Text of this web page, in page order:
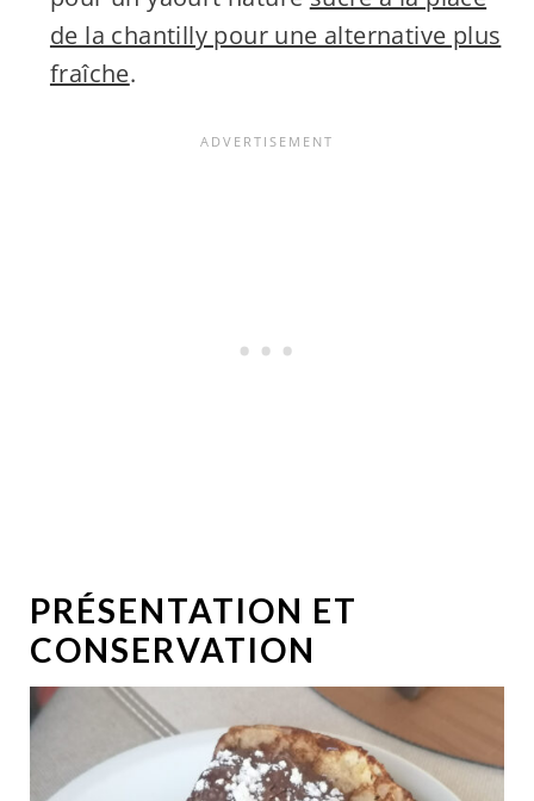
de la chantilly pour une alternative plus
fraîche.
PRÉSENTATION ET
CONSERVATION